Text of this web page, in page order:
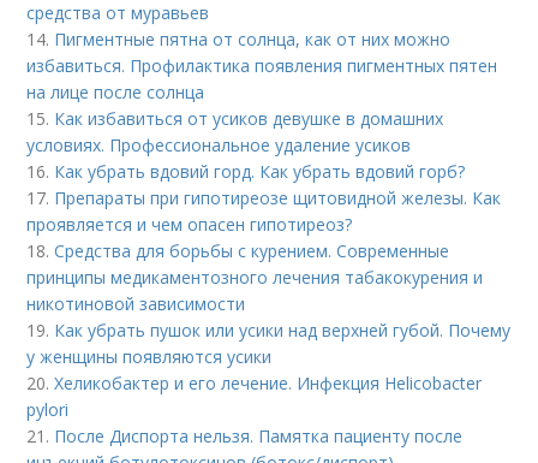
средства от муравьев
14. Пигментные пятна от солнца, как от них можно
избавиться. Профилактика появления пигментных пятен
на лице после солнца
15. Как избавиться от усиков девушке в домашних
условиях. Профессиональное удаление усиков
16. Как убрать вдовий горд. Как убрать вдовий горб?
17. Препараты при гипотиреозе щитовидной железы. Как
проявляется и чем опасен гипотиреоз?
18.Средства для борьбы с курением. Современные
принципы медикаментозного лечения табакокурения и
никотиновой зависимости
19. Как убрать пушок или усики над верхней губой. Почему
у женщины появляются усики
20.Хеликобактер и его лечение. Инфекция Helicobacter
pylori
21. После Диспорта нельзя. Памятка пациенту после